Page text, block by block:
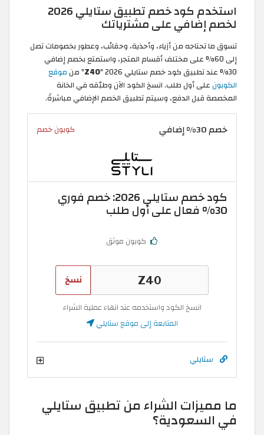
استخدم كود خصم تطبيق ستايلي 2026
لخصم إضافي على مشترياتك
تسوق ما تحتاجه من أزياء، وأحذية، وحقائب، وعطور بخصومات تصل
إلى 60% على مختلف أقسام المتجر، واستمتع بخصم إضافي
30% عند تطبيق كود خصم ستايلي 2026 "
Z40" من موقع
الكوبونعلى أول طلب. انسخ الكود الآن وطبّقه في الخانة
المخصصة قبل الدفع، وسيتم تطبيق الخصم الإضافي مباشرةً.
خصم 30% إضافي كوبون خصم
كود خصم ستايلي 2026: خصم فوري
30% فعال على أول طلب
كوبون موثق
نسخ
انسخ الكود واستخدمه عند انهاء عملية الشراء
المتابعة إلى موقع ستايلي
ستايلي
ما مميزات الشراء من تطبيق ستايلي
في السعودية؟